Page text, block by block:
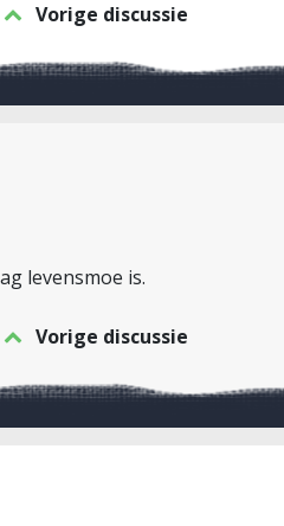
Vorige discussie
levensmoe is.
Vorige discussie